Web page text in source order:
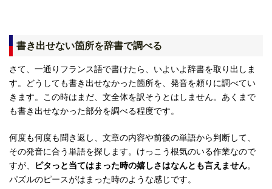
書き出せない箇所を辞書で調べる
さて、一通りフランス語で書けたら、いよいよ辞書を取り出しま
す。どうしても書き出せなかった箇所を、発音を頼りに調べてい
きます。この時はまだ、文全体を訳そうとはしません。あくまで
も書き出せなかった部分を調べる程度です。
何度も何度も聞き返し、文章の内容や前後の単語から判断して、
その発音に合う単語を探します。けっこう根気のいる作業なので
すが、
ピタっと当てはまった時の嬉しさはなんとも言えません。
パズルのピースがはまった時のような感じです。